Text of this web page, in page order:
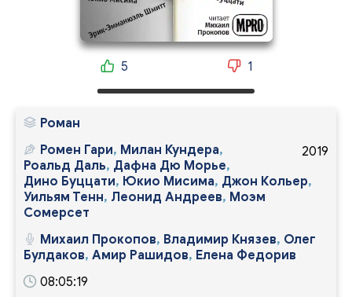
5 1
Роман
2019
Ромен Гари, Милан Кундера,
Роальд Даль, Дафна Дю Морье,
Дино Буццати, Юкио Мисима, Джон Кольер,
Уильям Тенн, Леонид Андреев, Моэм
Сомерсет
Михаил Прокопов, Владимир Князев, Олег
Булдаков, Амир Рашидов, Елена Федорив
08:05:19